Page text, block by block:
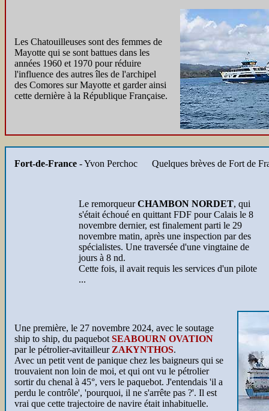
Les Chatouilleuses sont des femmes de
Mayotte qui se sont battues dans les
années 1960 et 1970 pour réduire
l'influence des autres îles de l'archipel
des Comores sur Mayotte et garder ainsi
cette dernière à la République Française.
Fort-de-France - Yvon Perchoc Quelques brèves de Fort de
Le remorqueurCHAMBON NORDET, qui
s'était échoué en quittant FDF pour Calais le 8
novembre dernier, est finalement parti le 29
novembre matin, après une inspection par des
spécialistes. Une traversée d'une vingtaine de
jours à 8 nd.
Cette fois, il avait requis les services d'un pilote
...
Une première, le 27 novembre 2024, avec le soutage
ship to ship, du paquebot SEABOURN OVATION
par le pétrolier-avitailleur ZAKYNTHOS.
Avec un petit vent de panique chez les baigneurs qui se
trouvaient non loin de moi, et qui ont vu le pétrolier
sortir du chenal à 45°, vers le paquebot. J'entendais 'il a
perdu le contrôle', 'pourquoi, il ne s'arrête pas ?'. Il est
vrai que cette trajectoire de navire était inhabituelle.